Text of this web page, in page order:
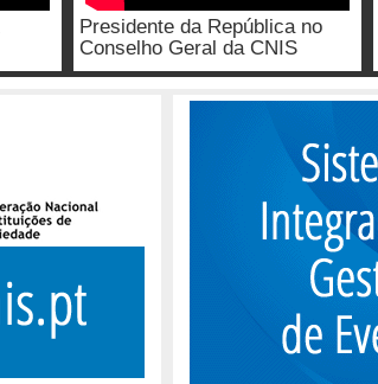
Presidente da República no
Conselho Geral da CNIS